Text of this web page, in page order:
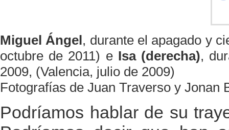
Miguel Ángel, durante el apagado y
octubre de 2011) e Isa (derecha),
2009, (Valencia, julio de 2009)
Fotografías de Juan Traverso y Jonan
Podríamos hablar de su